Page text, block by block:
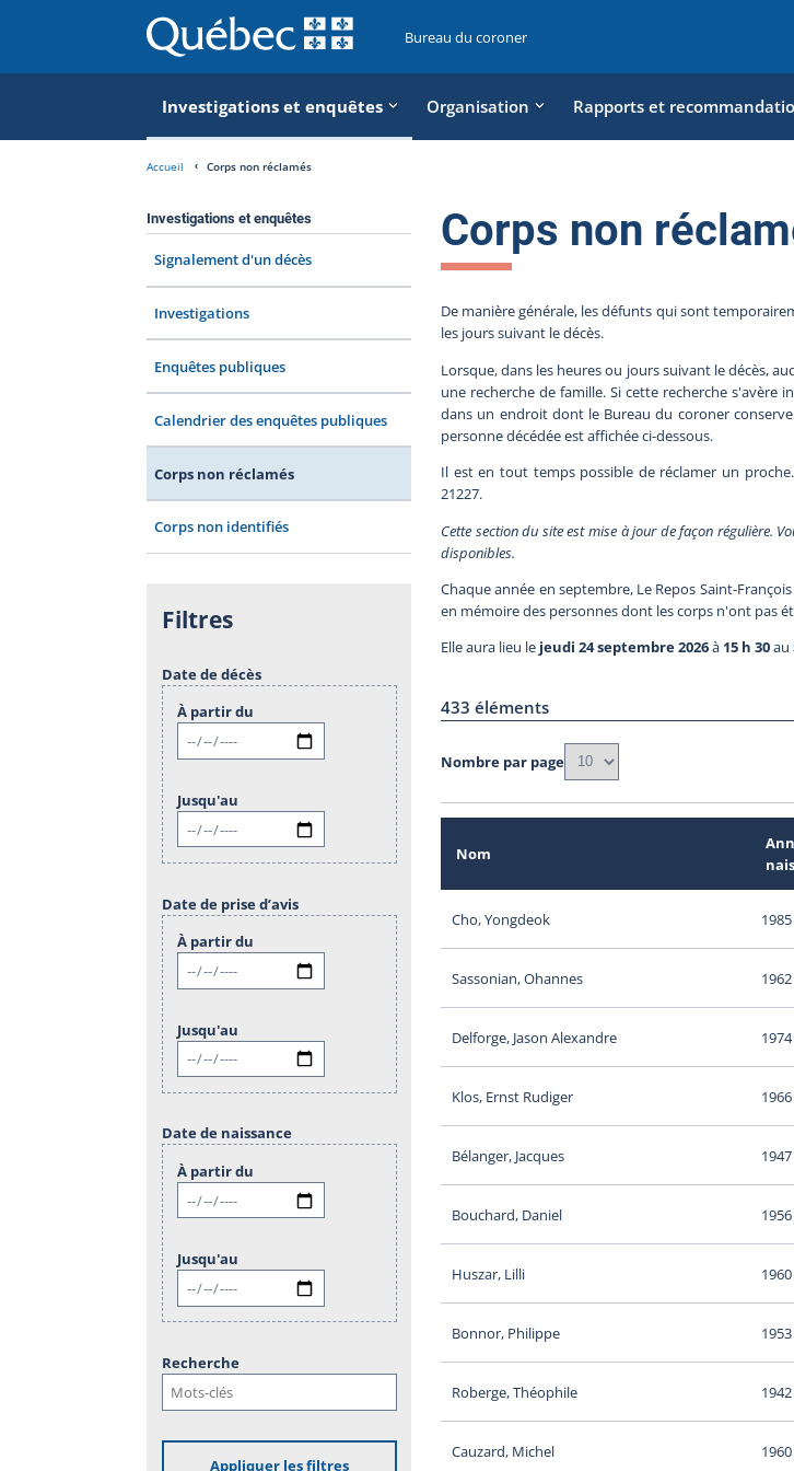
Bureau du coroner
Investigations et enquêtes Organisation Rapports et
Accueil Corps non réclamés
Investigations et enquêtes
Signalement d'un décès
Investigations
Enquêtes publiques
Calendrier des enquêtes publiques
Corps non réclamés
Corps non identifiés
Filtres
Date de décès
À partir du
Jusqu'au
Date de prise d’avis
À partir du
Jusqu'au
Date de naissance
À partir du
Jusqu'au
Recherche
Appliquer les filtres
Corps non
De manière générale, les défunts qui sont
les jours suivant le décès.
Lorsque, dans les heures ou jours suivant le décès,
une recherche de famille. Si cette recherche
dans un endroit dont le Bureau du coroner
personne décédée est affichée ci-dessous.
Il est en tout temps possible de réclamer un
21227.
Cette section du site est mise à jour de façon régulière.
disponibles.
Chaque année en septembre, Le Repos Saint-
en mémoire des personnes dont les corps n'ont pas
Elle aura lieu le jeudi 24 septembre2026à 15 h 30au
433 éléments
Nombre par page
Nom
Cho, Yongdeok 1985
Sassonian, Ohannes 1962
Delforge, Jason Alexandre 1974
Klos, Ernst Rudiger 1966
Bélanger, Jacques 1947
Bouchard, Daniel 1956
Huszar, Lilli 1960
Bonnor, Philippe 1953
Roberge, Théophile 1942
Cauzard, Michel 1960